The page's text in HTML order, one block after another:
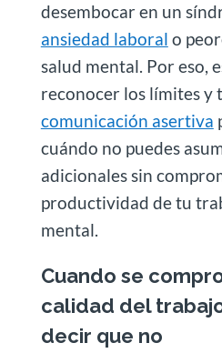
desembocar en un
ansiedad laboral o
salud mental. Por eso,
reconocer los límites y
comunicación asertiva
cuándo no puedes
adicionales sin
productividad de tu
mental.
Cuando se
calidad del
decir que no